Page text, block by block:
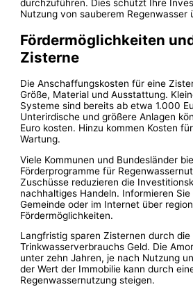
durchzuführen. Dies schützt Ihre
Nutzung von sauberem Regenwasser
Fördermöglichkeiten
Zisterne
Die Anschaffungskosten für eine
Größe, Material und Ausstattung.
Systeme sind bereits ab etwa 1.000
Unterirdische und größere Anlagen
Euro kosten. Hinzu kommen Kosten
Wartung.
Viele Kommunen und Bundesländer
Förderprogramme für
Zuschüsse reduzieren die
nachhaltiges Handeln. Informieren
Gemeinde oder im Internet über
Fördermöglichkeiten.
Langfristig sparen Zisternen durch die
Trinkwasserverbrauchs Geld. Die
unter zehn Jahren, je nach Nutzung
der Wert der Immobilie kann durch
Regenwassernutzung steigen.